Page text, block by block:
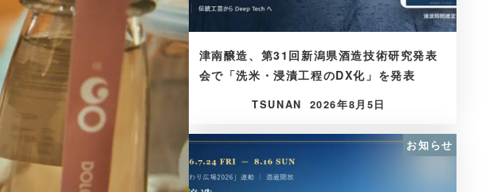
津南醸造、第31回新潟県酒造技術研究発表
会で「洗米・浸漬工程のDX化」を発表
TSUNAN 2026年8月5日
お知らせ